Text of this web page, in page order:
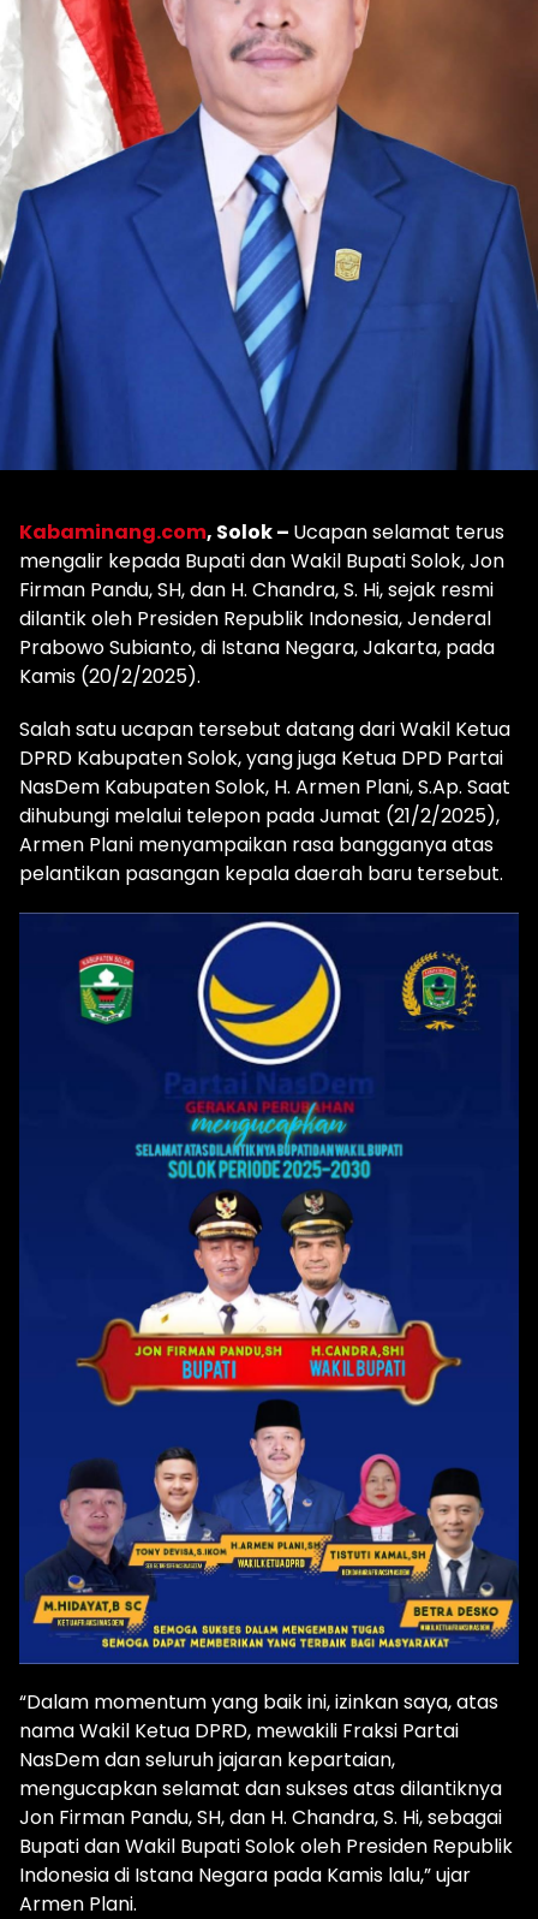
Kabaminang.com, Solok – Ucapan selamat terus
mengalir kepada Bupati dan Wakil Bupati Solok, Jon
Firman Pandu, SH, dan H. Chandra, S. Hi, sejak resmi
dilantik oleh Presiden Republik Indonesia, Jenderal
Prabowo Subianto, di Istana Negara, Jakarta, pada
Kamis (20/2/2025).
Salah satu ucapan tersebut datang dari Wakil Ketua
DPRD Kabupaten Solok, yang juga Ketua DPD Partai
NasDem Kabupaten Solok, H. Armen Plani, S.Ap. Saat
dihubungi melalui telepon pada Jumat (21/2/2025),
Armen Plani menyampaikan rasa bangganya atas
pelantikan pasangan kepala daerah baru tersebut.
“Dalam momentum yang baik ini, izinkan saya, atas
nama Wakil Ketua DPRD, mewakili Fraksi Partai
NasDem dan seluruh jajaran kepartaian,
mengucapkan selamat dan sukses atas dilantiknya
Jon Firman Pandu, SH, dan H. Chandra, S. Hi, sebagai
Bupati dan Wakil Bupati Solok oleh Presiden Republik
Indonesia di Istana Negara pada Kamis lalu,” ujar
Armen Plani.